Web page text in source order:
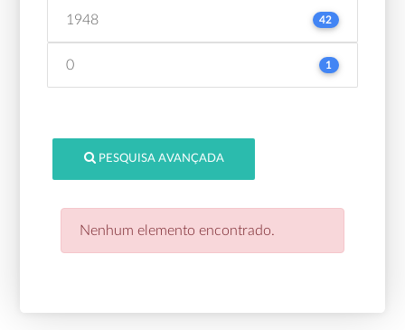
1948 42
0 1
PESQUISA AVANÇADA
Nenhum elemento encontrado.